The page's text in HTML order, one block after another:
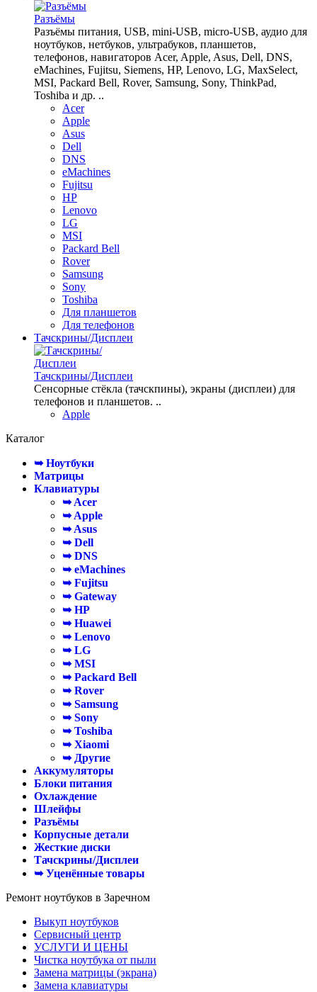
Разъёмы
Разъёмы питания, USB, mini-USB, micro-USB, аудио для
ноутбуков, нетбуков, ультрабуков, планшетов,
телефонов, навигаторов Acer, Apple, Asus, Dell, DNS,
eMachines, Fujitsu, Siemens, HP, Lenovo, LG, MaxSelect,
MSI, Packard Bell, Rover, Samsung, Sony, ThinkPad,
Toshiba и др. ..
Acer
Apple
Asus
Dell
DNS
eMachines
Fujitsu
HP
Lenovo
LG
MSI
Packard Bell
Rover
Samsung
Sony
Toshiba
Для планшетов
Для телефонов
Тачскрины/Дисплеи
Тачскрины/Дисплеи
Сенсорные стёкла (тачскпины), экраны (дисплеи) для
телефонов и планшетов. ..
Apple
Каталог
➥ Ноутбуки
Матрицы
Клавиатуры
➥ Acer
➥ Apple
➥ Asus
➥ Dell
➥ DNS
➥ eMachines
➥ Fujitsu
➥ Gateway
➥ HP
➥ Huawei
➥ Lenovo
➥ LG
➥ MSI
➥ Packard Bell
➥ Rover
➥ Samsung
➥ Sony
➥ Toshiba
➥ Xiaomi
➥ Другие
Аккумуляторы
Блоки питания
Охлаждение
Шлейфы
Разъёмы
Корпусные детали
Жесткие диски
Тачскрины/Дисплеи
➥ Уценённые товары
Ремонт ноутбуков в Заречном
Выкуп ноутбуков
Сервисный центр
УСЛУГИ И ЦЕНЫ
Чистка ноутбука от пыли
Замена матрицы (экрана)
Замена клавиатуры